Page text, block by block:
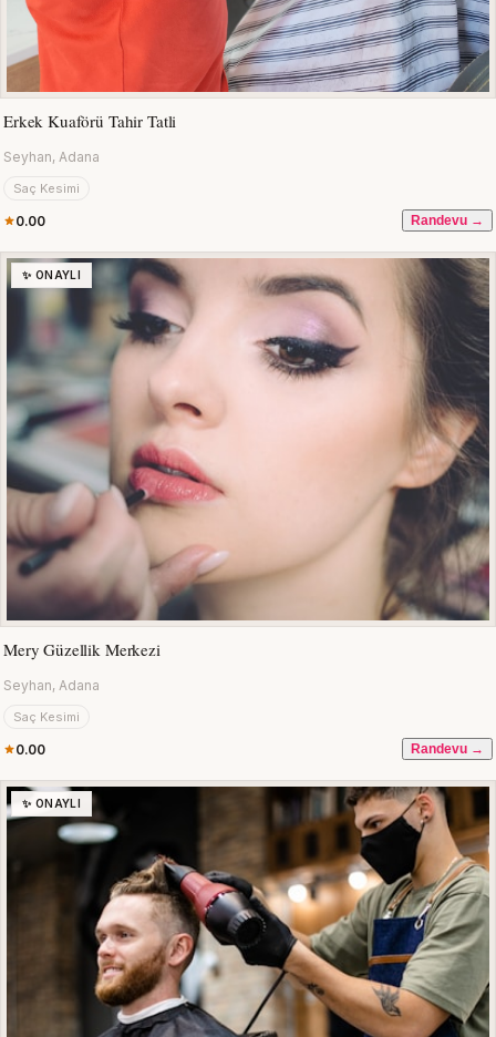
Erkek Kuaförü Tahir Tatli
Seyhan, Adana
Saç Kesimi
0.00 Randevu →
✨ ONAYLI
Mery Güzellik Merkezi
Seyhan, Adana
Saç Kesimi
0.00 Randevu →
✨ ONAYLI